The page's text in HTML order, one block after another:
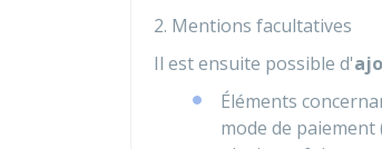
2. Mentions facultatives
Il est ensuite possible d'
Éléments
mode de